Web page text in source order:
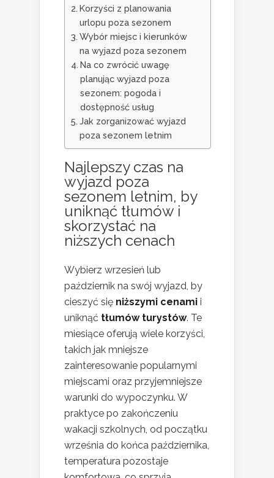
Korzyści z planowania
urlopu poza sezonem
Wybór miejsc i kierunków
na wyjazd poza sezonem
Na co zwrócić uwagę
planując wyjazd poza
sezonem: pogoda i
dostępność usług
Jak zorganizować wyjazd
poza sezonem letnim
Najlepszy czas na
wyjazd poza
sezonem letnim, by
uniknąć tłumów i
skorzystać na
niższych cenach
Wybierz wrzesień lub
październik na swój wyjazd, by
cieszyć się niższymi cenami i
uniknąć tłumów turystów. Te
miesiące oferują wiele korzyści,
takich jak mniejsze
zainteresowanie popularnymi
miejscami oraz przyjemniejsze
warunki do wypoczynku. W
praktyce po zakończeniu
wakacji szkolnych, od początku
września do końca października,
temperatura pozostaje